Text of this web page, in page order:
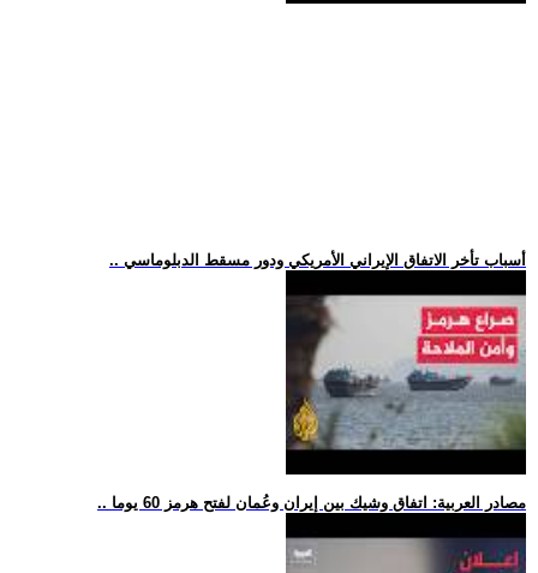
.. أسباب تأخر الاتفاق الإيراني الأمريكي ودور مسقط الدبلوماسي
.. مصادر العربية: اتفاق وشيك بين إيران وعُمان لفتح هرمز 60 يوما